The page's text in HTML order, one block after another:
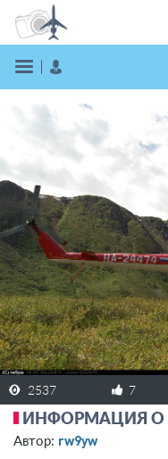
2537 7
ИНФОРМАЦИЯ О
Автор: rw9yw